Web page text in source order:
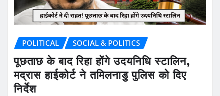
POLITICAL SOCIAL & POLITICS
पूछताछ के बाद रिहा होंगे उदयनिधि स्टालिन,
मद्रास हाईकोर्ट ने तमिलनाडु पुलिस को दिए
निर्देश